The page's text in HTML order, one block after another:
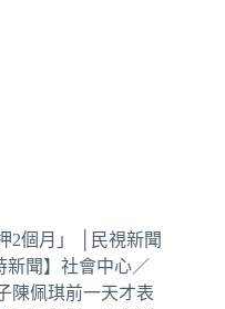
2個月」 │民視新聞
新聞】社會中心／
陳佩琪前一天才表